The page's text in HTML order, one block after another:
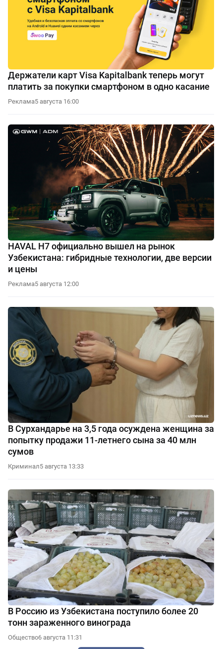
Держатели карт Visa Kapitalbank теперь могут
платить за покупки смартфоном в одно касание
Реклама5 августа 16:00
HAVAL H7 официально вышел на рынок
Узбекистана: гибридные технологии, две версии
и цены
Реклама5 августа 12:00
В Сурхандарье на 3,5 года осуждена женщина за
попытку продажи 11-летнего сына за 40 млн
сумов
Криминал5 августа 13:33
В Россию из Узбекистана поступило более 20
тонн зараженного винограда
Общество6 августа 11:31